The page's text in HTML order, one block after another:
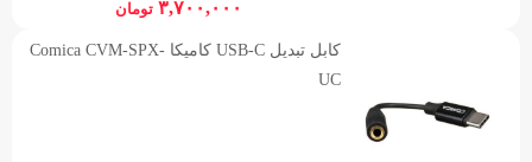
۳,۷۰۰,۰۰۰ تومان
کابل تبدیل USB-C کامیکا Comica CVM-SPX-
UC